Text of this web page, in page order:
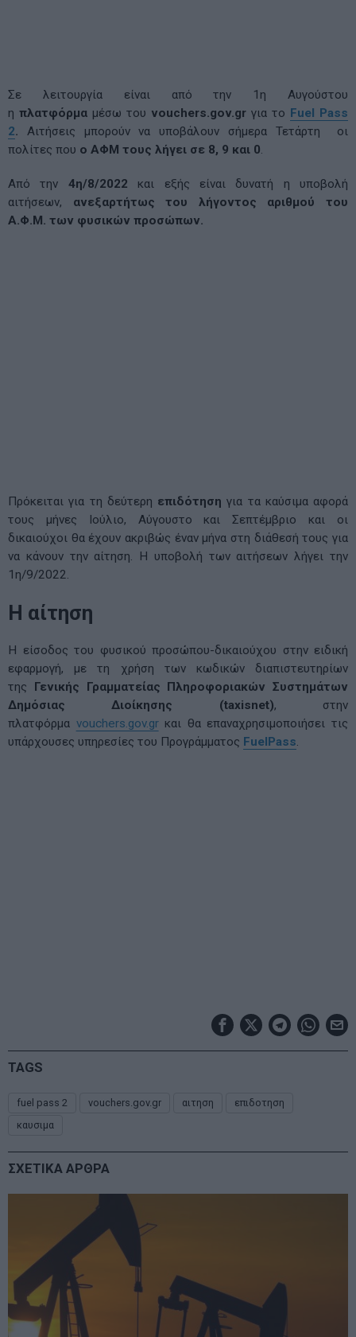
Σε λειτουργία είναι από την 1η Αυγούστου
η πλατφόρμα μέσω του vouchers.gov.gr για το Fuel Pass
2. Αιτήσεις μπορούν να υποβάλουν σήμερα Τετάρτη οι
πολίτες που ο ΑΦΜ τους λήγει σε 8, 9 και 0.
Από την 4η/8/2022 και εξής είναι δυνατή η υποβολή
αιτήσεων, ανεξαρτήτως του λήγοντος αριθμού του
Α.Φ.Μ. των φυσικών προσώπων.
Πρόκειται για τη δεύτερη επιδότηση για τα καύσιμα αφορά
τους μήνες Ιούλιο, Αύγουστο και Σεπτέμβριο και οι
δικαιούχοι θα έχουν ακριβώς έναν μήνα στη διάθεσή τους για
να κάνουν την αίτηση.
Η υποβολή των αιτήσεων λήγει την
1η/9/2022.
Η αίτηση
Η είσοδος του φυσικού προσώπου-δικαιούχου στην ειδική
εφαρμογή, με τη χρήση των κωδικών διαπιστευτηρίων
της Γενικής Γραμματείας Πληροφοριακών Συστημάτων
Δημόσιας Διοίκησης (taxisnet), στην
πλατφόρμα vouchers.gov.grκαι θα επαναχρησιμοποιήσει τις
υπάρχουσες υπηρεσίες του Προγράμματος FuelPass.
TAGS
fuel pass 2 vouchers.gov.gr αιτηση
επιδοτηση
καυσιμα
ΣΧΕΤΙΚΑ ΑΡΘΡΑ